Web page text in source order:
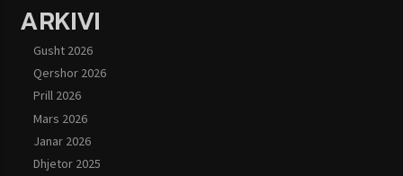
ARKIVI
Gusht 2026
Qershor 2026
Prill 2026
Mars 2026
Janar 2026
Dhjetor 2025